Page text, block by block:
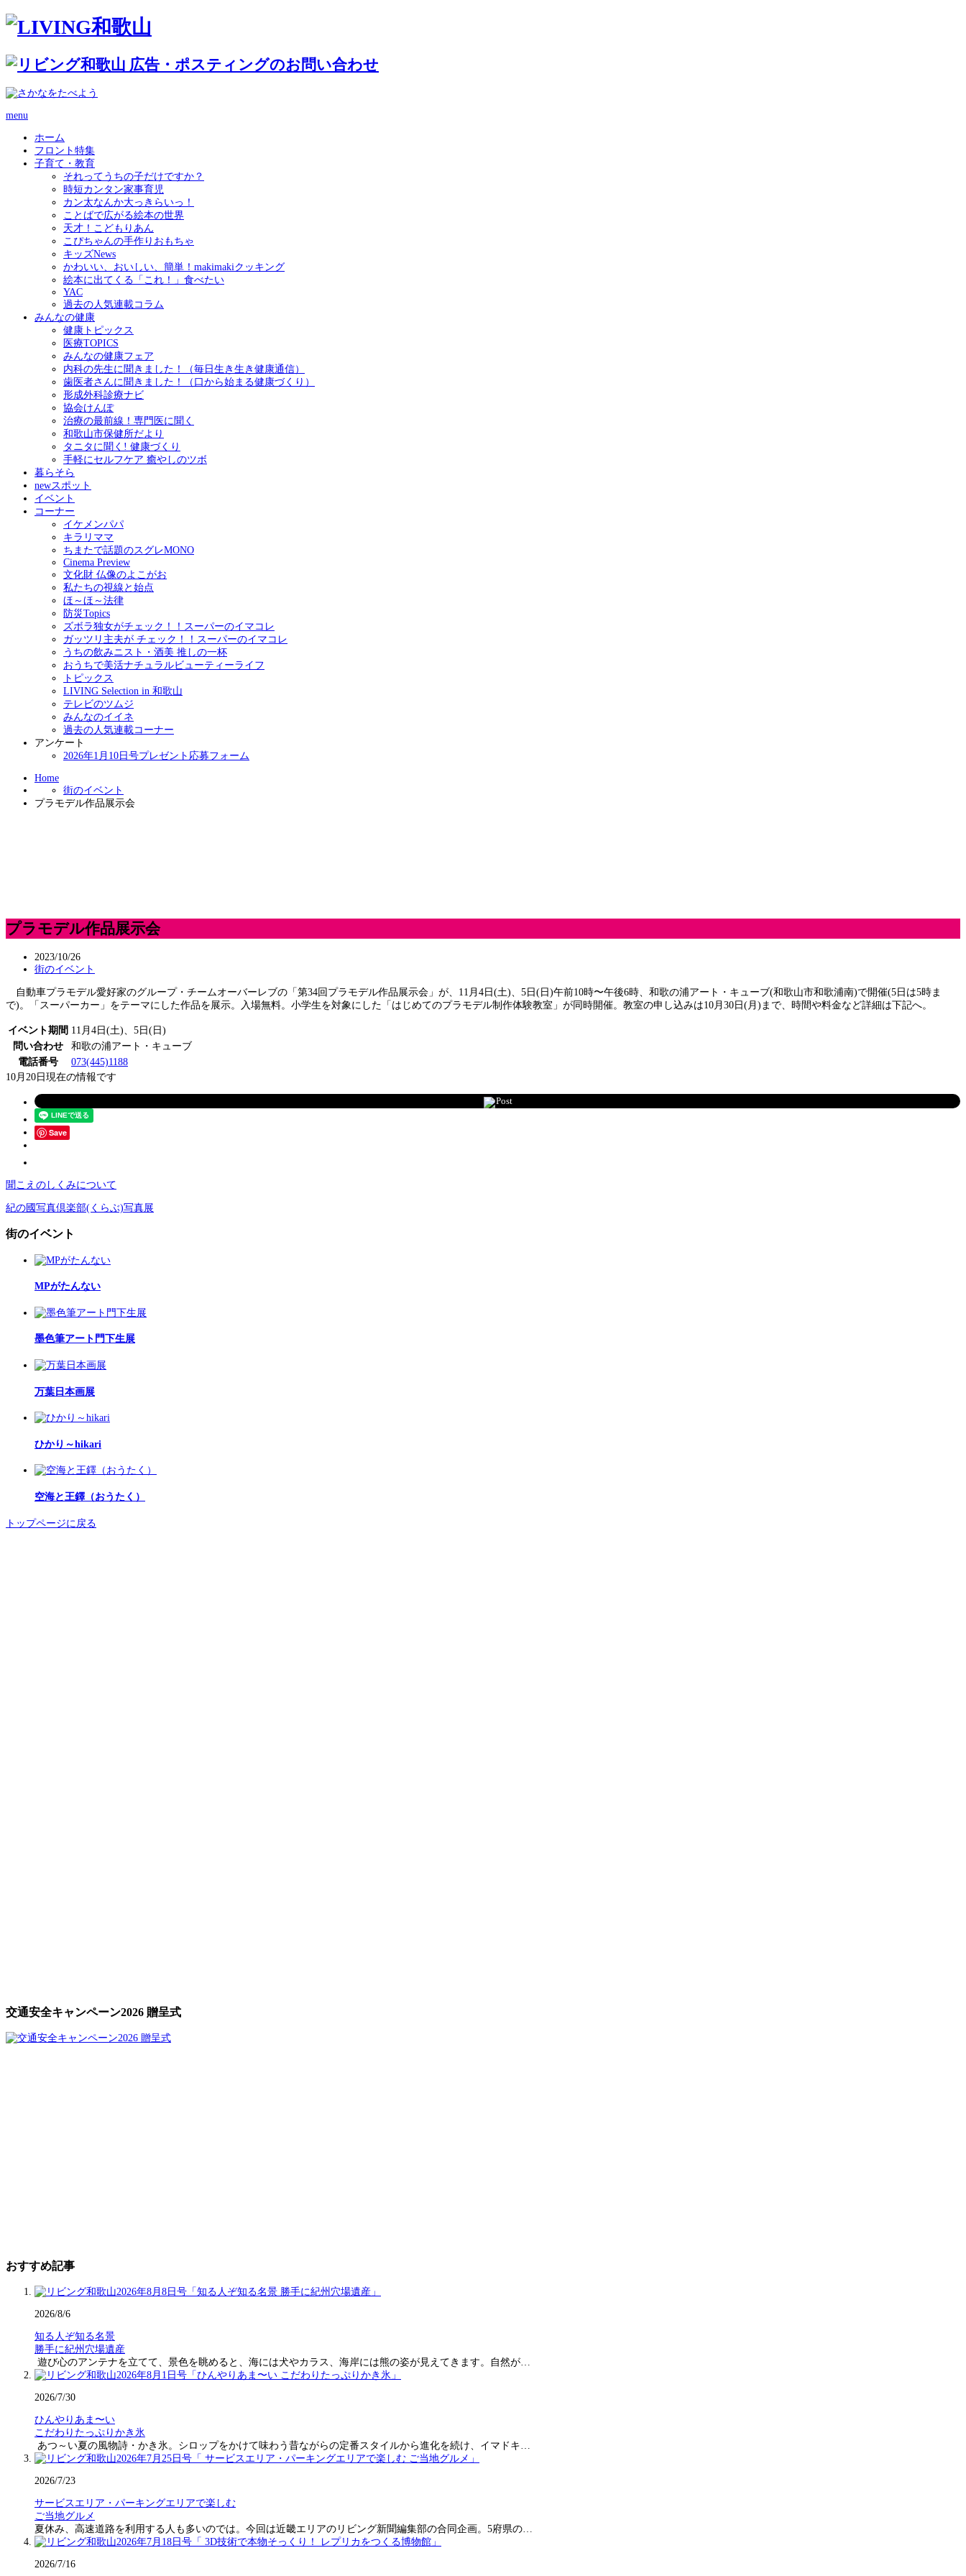
menu
ホーム
フロント特集
子育て・教育
それってうちの子だけですか？
時短カンタン家事育児
カン太なんか大っきらいっ！
ことばで広がる絵本の世界
天才！こどもりあん
こぴちゃんの手作りおもちゃ
キッズNews
かわいい、おいしい、簡単！makimakiクッキング
絵本に出てくる「これ！」食べたい
YAC
過去の人気連載コラム
みんなの健康
健康トピックス
医療TOPICS
みんなの健康フェア
内科の先生に聞きました！（毎日生き生き健康通信）
歯医者さんに聞きました！（口から始まる健康づくり）
形成外科診療ナビ
協会けんぽ
治療の最前線！専門医に聞く
和歌山市保健所だより
タニタに聞く! 健康づくり
手軽にセルフケア 癒やしのツボ
暮らそら
newスポット
イベント
コーナー
イケメンパパ
キラリママ
ちまたで話題のスグレMONO
Cinema Preview
文化財 仏像のよこがお
私たちの視線と始点
ほ～ほ～法律
防災Topics
ズボラ独女がチェック！！スーパーのイマコレ
ガッツリ主夫が チェック！！スーパーのイマコレ
うちの飲みニスト・酒美 推しの一杯
おうちで美活ナチュラルビューティーライフ
トピックス
LIVING Selection in 和歌山
テレビのツムジ
みんなのイイネ
過去の人気連載コーナー
アンケート
2026年1月10日号プレゼント応募フォーム
Home
街のイベント
プラモデル作品展示会
プラモデル作品展示会
2023/10/26
街のイベント
自動車プラモデル愛好家のグループ・チームオーバーレブの「第34回プラモデル作品展示会」が、11月4日(土)、5日(日)午前10時〜午後6時、和歌の浦アート・キューブ(和歌山市和歌浦南)で開催(5日は5時ま
で)。「スーパーカー」をテーマにした作品を展示。入場無料。小学生を対象にした「はじめてのプラモデル制作体験教室」が同時開催。教室の申し込みは10月30日(月)まで、時間や料金など詳細は下記へ。
イベント期間 11月4日(土)、5日(日)
問い合わせ
和歌の浦アート・キューブ
電話番号
073(445)1188
10月20日現在の情報です
Post
Save
聞こえのしくみについて
紀の國写真倶楽部(くらぶ)写真展
街のイベント
MPがたんない
墨色筆アート門下生展
万葉日本画展
ひかり～hikari
空海と王鐸（おうたく）
トップページに戻る
交通安全キャンペーン2026 贈呈式
おすすめ記事
2026/8/6
知る人ぞ知る名景
勝手に紀州穴場遺産
遊び心のアンテナを立てて、景色を眺めると、海には犬やカラス、海岸には熊の姿が見えてきます。自然が…
2026/7/30
ひんやりあま〜い
こだわりたっぷりかき氷
あつ～い夏の風物詩・かき氷。シロップをかけて味わう昔ながらの定番スタイルから進化を続け、イマドキ…
2026/7/23
サービスエリア・パーキングエリアで楽しむ
ご当地グルメ
夏休み、高速道路を利用する人も多いのでは。今回は近畿エリアのリビング新聞編集部の合同企画。5府県の…
2026/7/16